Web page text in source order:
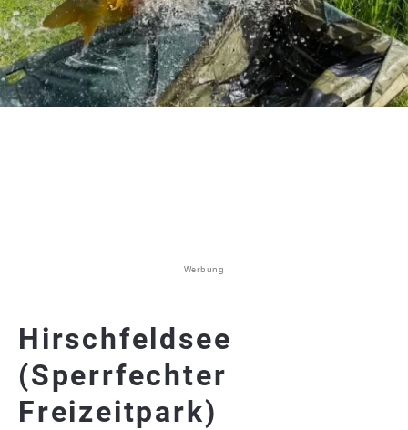
Werbung
Hirschfeldsee
(Sperrfechter
Freizeitpark)